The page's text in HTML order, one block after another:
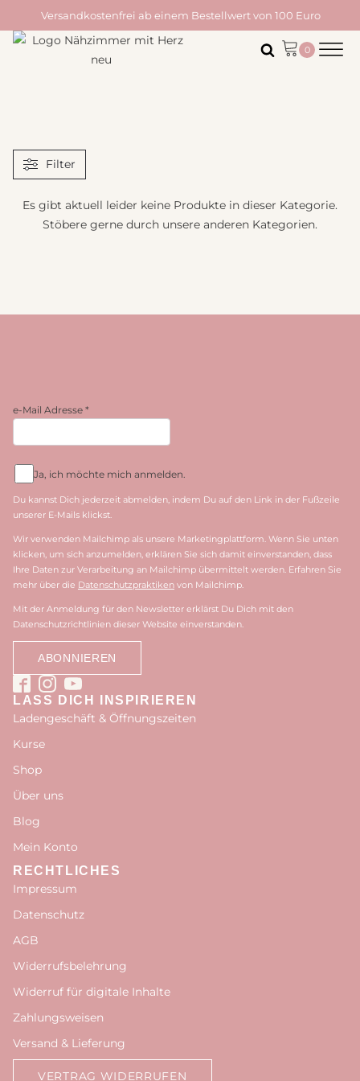
Versandkostenfrei ab einem Bestellwert von 100 Euro
Filter
Es gibt aktuell leider keine Produkte in dieser Kategorie.
Stöbere gerne durch unsere anderen Kategorien.
e-Mail Adresse *
Ja, ich möchte mich anmelden.
Du kannst Dich jederzeit abmelden, indem Du auf den Link in der Fußzeile
unserer E-Mails klickst.
Wir verwenden Mailchimp als unsere Marketingplattform. Wenn Sie unten
klicken, um sich anzumelden, erklären Sie sich damit einverstanden, dass
Ihre Daten zur Verarbeitung an Mailchimp übermittelt werden. Erfahren Sie
mehr über die Datenschutzpraktiken von Mailchimp.
Mit der Anmeldung für den Newsletter erklärst Du Dich mit den
Datenschutzrichtlinien dieser Website einverstanden.
LASS DICH INSPIRIEREN
Ladengeschäft & Öffnungszeiten
Kurse
Shop
Über uns
Blog
Mein Konto
RECHTLICHES
Impressum
Datenschutz
AGB
Widerrufsbelehrung
Widerruf für digitale Inhalte
Zahlungsweisen
Versand & Lieferung
VERTRAG WIDERRUFEN